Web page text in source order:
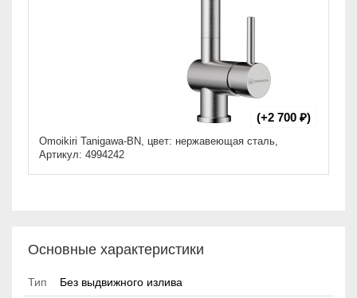
Omoikiri Tanigawa-BN, цвет: нержавеющая сталь,
Артикул: 4994242
(+2 700 ₽)
Основные характеристики
Тип
Без выдвижного излива